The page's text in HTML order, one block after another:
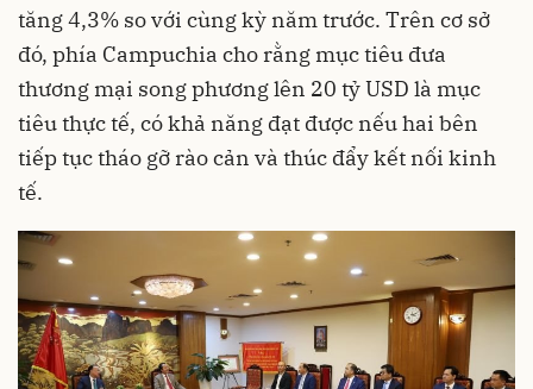
tăng 4,3% so với cùng kỳ năm trước. Trên cơ sở
đó, phía Campuchia cho rằng mục tiêu đưa
thương mại song phương lên 20 tỷ USD là mục
tiêu thực tế, có khả năng đạt được nếu hai bên
tiếp tục tháo gỡ rào cản và thúc đẩy kết nối kinh
tế.